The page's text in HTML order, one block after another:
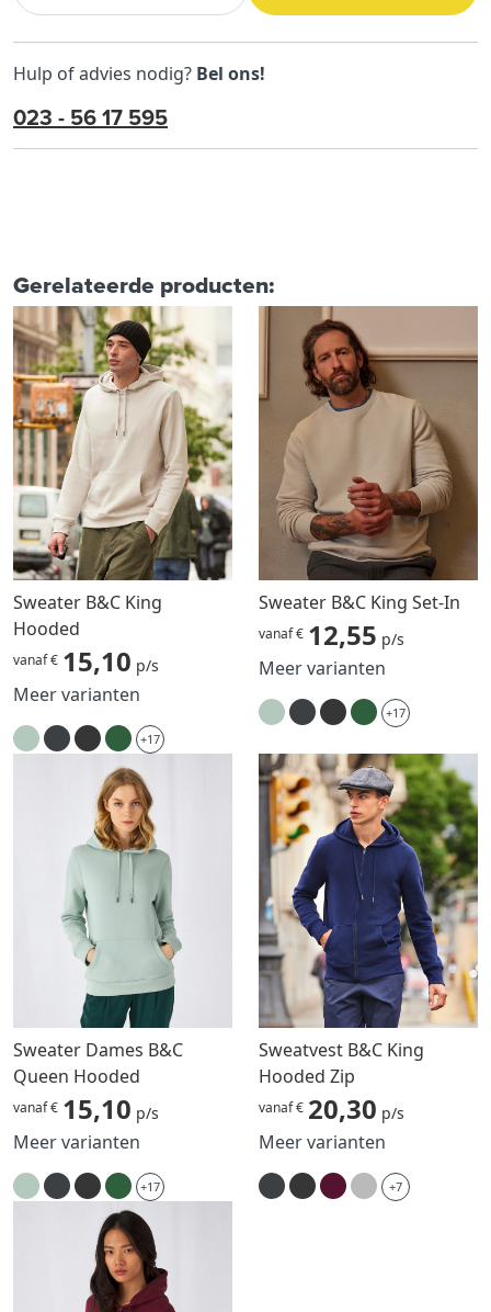
Hulp of advies nodig? Bel ons!
023 - 56 17 595
Gerelateerde producten:
Sweater B&C King
Hooded
vanaf € 15,10 p/s
Meer varianten
+17
Sweater B&C King Set-In
vanaf € 12,55 p/s
Meer varianten
+17
Sweater Dames B&C
Queen Hooded
vanaf € 15,10 p/s
Meer varianten
+17
Sweatvest B&C King
Hooded Zip
vanaf € 20,30 p/s
Meer varianten
+7